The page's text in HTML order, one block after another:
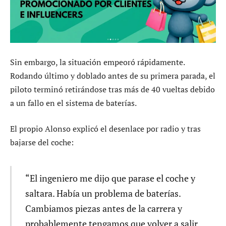
Sin embargo, la situación empeoró rápidamente.
Rodando último y doblado antes de su primera parada, el
piloto terminó retirándose tras más de 40 vueltas debido
a un fallo en el sistema de baterías.
El propio Alonso explicó el desenlace por radio y tras
bajarse del coche:
“El ingeniero me dijo que parase el coche y
saltara. Había un problema de baterías.
Cambiamos piezas antes de la carrera y
probablemente tengamos que volver a salir